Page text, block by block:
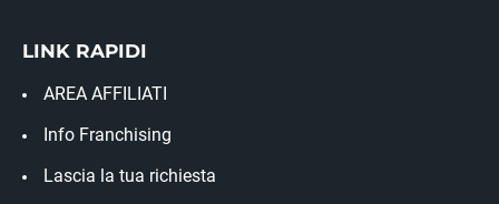
LINK RAPIDI
AREA AFFILIATI
Info Franchising
Lascia la tua richiesta